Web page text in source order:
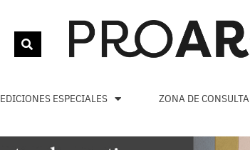
EDICIONES ESPECIALES ZONA DE CONSULTA